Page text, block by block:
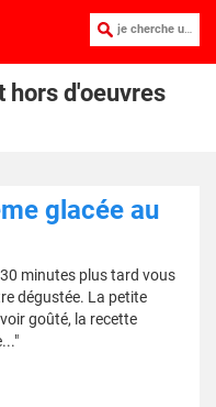
je cherche une recette :
hors d'oeuvres
glacée au
minutes plus tard vous
dégustée. La petite
goûté, la recette